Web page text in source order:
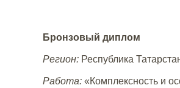
Бронзовый диплом
Регион: Республика
Работа: «Комплексность и